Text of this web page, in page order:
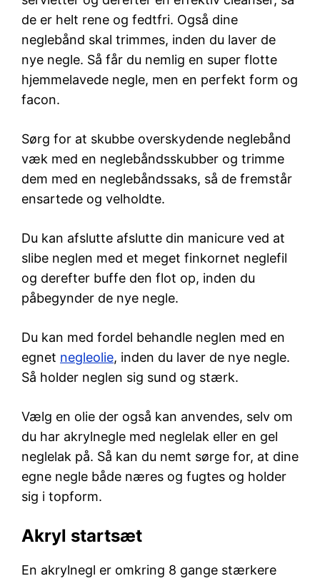
de er helt rene og fedtfri. Også dine
neglebånd skal trimmes, inden du laver de
nye negle. Så får du nemlig en super flotte
hjemmelavede negle, men en perfekt form og
facon.
Sørg for at skubbe overskydende neglebånd
væk med en neglebåndsskubber og trimme
dem med en neglebåndssaks, så de fremstår
ensartede og velholdte.
Du kan afslutte afslutte din manicure ved at
slibe neglen med et meget finkornet neglefil
og derefter buffe den flot op, inden du
påbegynder de nye negle.
Du kan med fordel behandle neglen med en
egnet negleolie, inden du laver de nye negle.
Så holder neglen sig sund og stærk.
Vælg en olie der også kan anvendes, selv om
du har akrylnegle med neglelak eller en gel
neglelak på. Så kan du nemt sørge for, at dine
egne negle både næres og fugtes og holder
sig i topform.
Akryl startsæt
En akrylnegl er omkring 8 gange stærkere